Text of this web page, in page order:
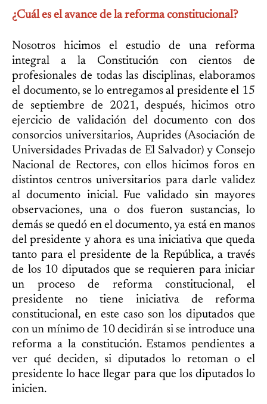
¿Cuál es el avance de la reforma constitucional?
Nosotros hicimos el estudio de una reforma
integral a la Constitución con cientos de
profesionales de todas las disciplinas, elaboramos
el documento, se lo entregamos al presidente el 15
de septiembre de 2021, después, hicimos otro
ejercicio de validación del documento con dos
consorcios universitarios, Auprides (Asociación de
Universidades Privadas de El Salvador) y Consejo
Nacional de Rectores, con ellos hicimos foros en
distintos centros universitarios para darle validez
al documento inicial. Fue validado sin mayores
observaciones, una o dos fueron sustancias, lo
demás se quedó en el documento, ya está en manos
del presidente y ahora es una iniciativa que queda
tanto para el presidente de la República, a través
de los 10 diputados que se requieren para iniciar
un proceso de reforma constitucional, el
presidente no tiene iniciativa de reforma
constitucional, en este caso son los diputados que
con un mínimo de 10 decidirán si se introduce una
reforma a la constitución. Estamos pendientes a
ver qué deciden, si diputados lo retoman o el
presidente lo hace llegar para que los diputados lo
inicien.